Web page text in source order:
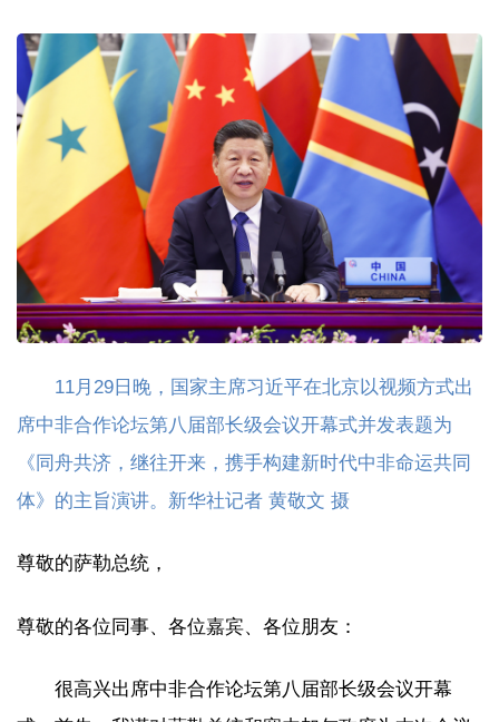
11月29日晚，国家主席习近平在北京以视频方式出
席中非合作论坛第八届部长级会议开幕式并发表题为
《同舟共济，继往开来，携手构建新时代中非命运共同
体》的主旨演讲。新华社记者 黄敬文 摄
尊敬的萨勒总统，
尊敬的各位同事、各位嘉宾、各位朋友：
很高兴出席中非合作论坛第八届部长级会议开幕